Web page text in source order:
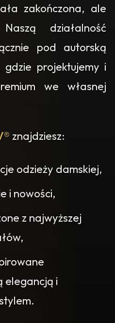
zakończona, ale
działalność
pod autorską
gdzie projektujemy i
we własnej
znajdziesz:
odzieży damskiej,
i nowości,
z najwyższej
elegancją i